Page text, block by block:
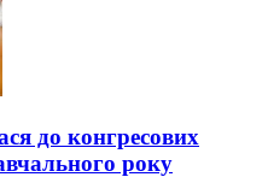
до конгресових
року